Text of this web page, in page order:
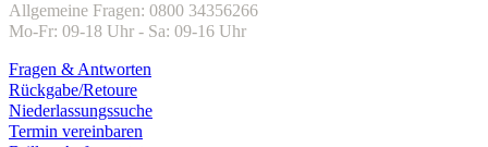
Allgemeine Fragen: 0800 34356266
Mo-Fr: 09-18 Uhr - Sa: 09-16 Uhr
Fragen & Antworten
Rückgabe/Retoure
Niederlassungssuche
Termin vereinbaren